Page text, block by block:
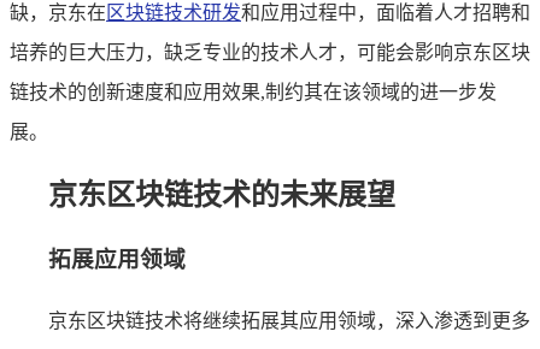
缺，京东在 区块链技术研发和应用过程中，面临着人才招聘和
培养的巨大压力，缺乏专业的技术人才，可能会影响京东区块
链技术的创新速度和应用效果,制约其在该领域的进一步发
展。
京东区块链技术的未来展望
拓展应用领域
京东区块链技术将继续拓展其应用领域，深入渗透到更多